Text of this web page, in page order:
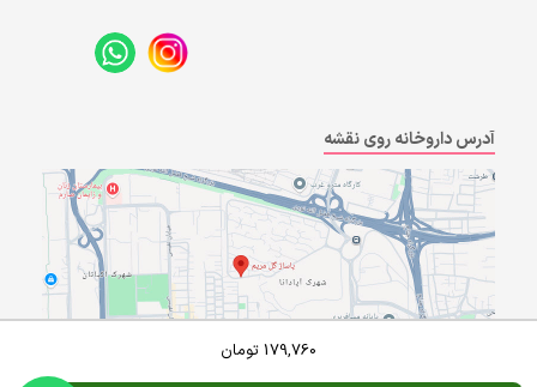
179,760 تومان
آدرس داروخانه روی نقشه